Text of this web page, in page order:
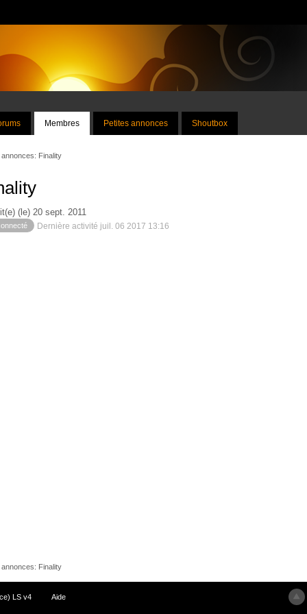
Membres Petites annonces Shoutbox
Finality
(le) 20 sept. 2011
Dernière activité juil. 06 2017 13:16
Finality
LS v4 Aide